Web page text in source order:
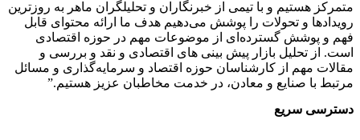
هستیم و با تیمی از خبرنگاران و تحلیلگران ماهر به روزترین
و تحولات را پوشش می‌دهیم هدف ما ارائه محتوای قابل
پوشش گسترده‌ای از موضوعات مهم در حوزه اقتصادی
تحلیل بازار پیش بینی های اقتصادی و نقد و بررسی و
مهم از کارشناسان حوزه اقتصاد و سرمایه‌گذاری و مسائل
با صنایع و معادن، در خدمت مخاطبان عزیز هستیم.”
سریع